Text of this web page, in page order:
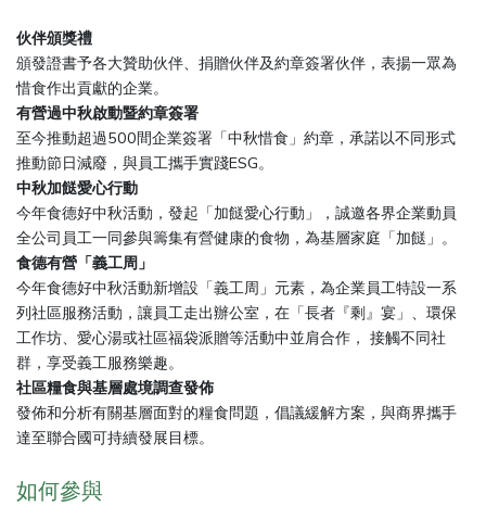
伙伴頒獎禮
頒發證書予各大贊助伙伴、捐贈伙伴及約章簽署伙伴，表揚一眾為
惜食作出貢獻的企業。
有營過中秋啟動暨約章簽署
至今推動超過500間企業簽署「中秋惜食」約章，承諾以不同形式
推動節日減廢，與員工攜手實踐ESG。
中秋加餸愛心行動
今年食德好中秋活動，發起「加餸愛心行動」，誠邀各界企業動員
全公司員工一同參與籌集有營健康的⻝物，為基層家庭「加餸」。
食德有營「義工周」
今年食德好中秋活動新增設「義工周」元素，為企業員工特設一系
列社區服務活動，讓員工走出辦公室，在「長者『剩』宴」、環保
工作坊、愛心湯或社區福袋派贈等活動中並肩合作， 接觸不同社
群，享受義工服務樂趣。
社區糧食與基層處境調查發佈
發佈和分析有關基層面對的糧食問題，倡議緩解方案，與商界攜手
達至聯合國可持續發展目標。
如何參與